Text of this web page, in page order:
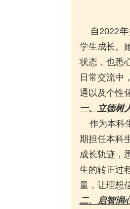
自2022年
学生成长。
状态，也悉
日常交流中
通以及个性
一、立德树
作为本科
期担任本科
成长轨迹，
生的转正过
量，让理想
二、启智润